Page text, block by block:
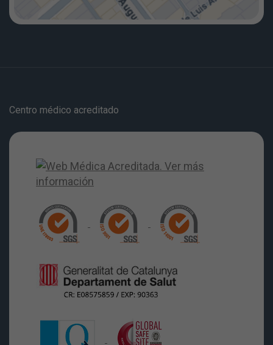
Centro médico acreditado